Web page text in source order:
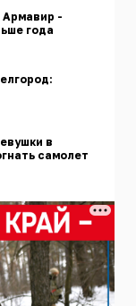
Армавир -
года
в
самолет